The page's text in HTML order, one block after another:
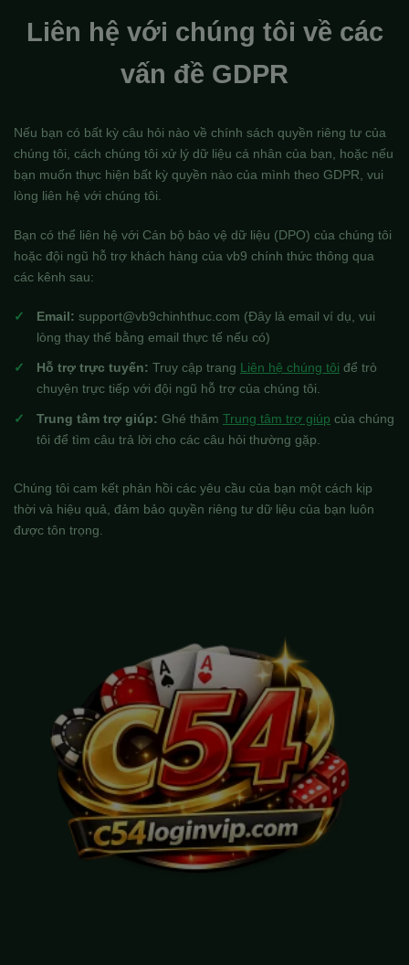
Liên hệ với chúng tôi về các
vấn đề GDPR
Nếu bạn có bất kỳ câu hỏi nào về chính sách quyền riêng tư của
chúng tôi, cách chúng tôi xử lý dữ liệu cá nhân của bạn, hoặc nếu
bạn muốn thực hiện bất kỳ quyền nào của mình theo GDPR, vui
lòng liên hệ với chúng tôi.
Bạn có thể liên hệ với Cán bộ bảo vệ dữ liệu (DPO) của chúng tôi
hoặc đội ngũ hỗ trợ khách hàng của vb9 chính thức thông qua
các kênh sau:
Email: support@vb9chinhthuc.com (Đây là email ví dụ, vui
lòng thay thế bằng email thực tế nếu có)
Hỗ trợ trực tuyến: Truy cập trang Liên hệ chúng tôi để trò
chuyện trực tiếp với đội ngũ hỗ trợ của chúng tôi.
Trung tâm trợ giúp: Ghé thăm Trung tâm trợ giúp của chúng
tôi để tìm câu trả lời cho các câu hỏi thường gặp.
Chúng tôi cam kết phản hồi các yêu cầu của bạn một cách kịp
thời và hiệu quả, đảm bảo quyền riêng tư dữ liệu của bạn luôn
được tôn trọng.